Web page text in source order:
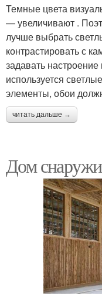
Темные цвета
— увеличивают .
лучше выбрать
контрастировать с
задавать
используется
элементы, обои
читать дальше →
Дом